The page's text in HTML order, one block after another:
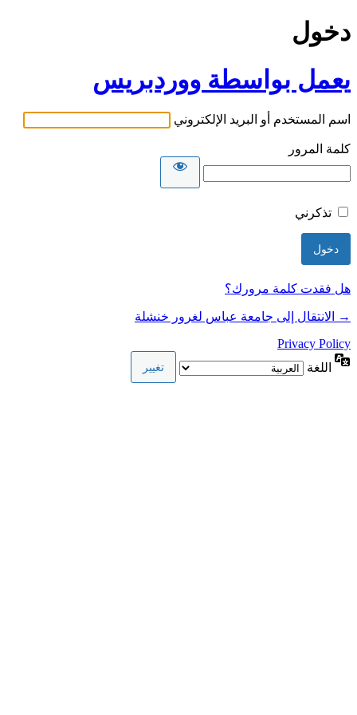
دخول
يعمل بواسطة ووردبريس
اسم المستخدم أو البريد الإلكتروني
كلمة المرور
تذكرني
هل فقدت كلمة مرورك؟
→ الانتقال إلى جامعة عباس لغرور خنشلة
Privacy Policy
اللغة